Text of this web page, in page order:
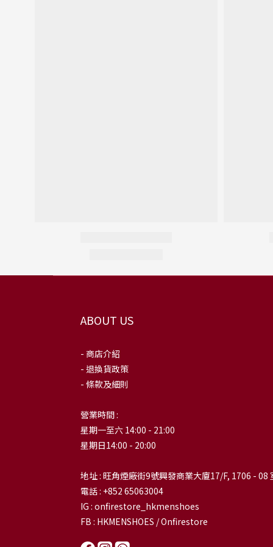
ABOUT US
- 商店介紹
- 退換貨政策
- 條款及細則
營業時間 :
星期一至六 14:00 - 21:00
星期日14:00 - 20:00
地址 : 旺角煙廠街9號興發商業大廈17/F, 1706 - 08
電話 : +852 65063004
IG : onfirestore_hkmenshoes
FB : HKMENSHOES / Onfirestore